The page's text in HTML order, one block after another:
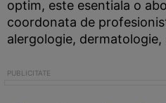
optim, este esentiala o
coordonata de
alergologie,